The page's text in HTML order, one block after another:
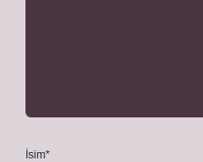
İsim*